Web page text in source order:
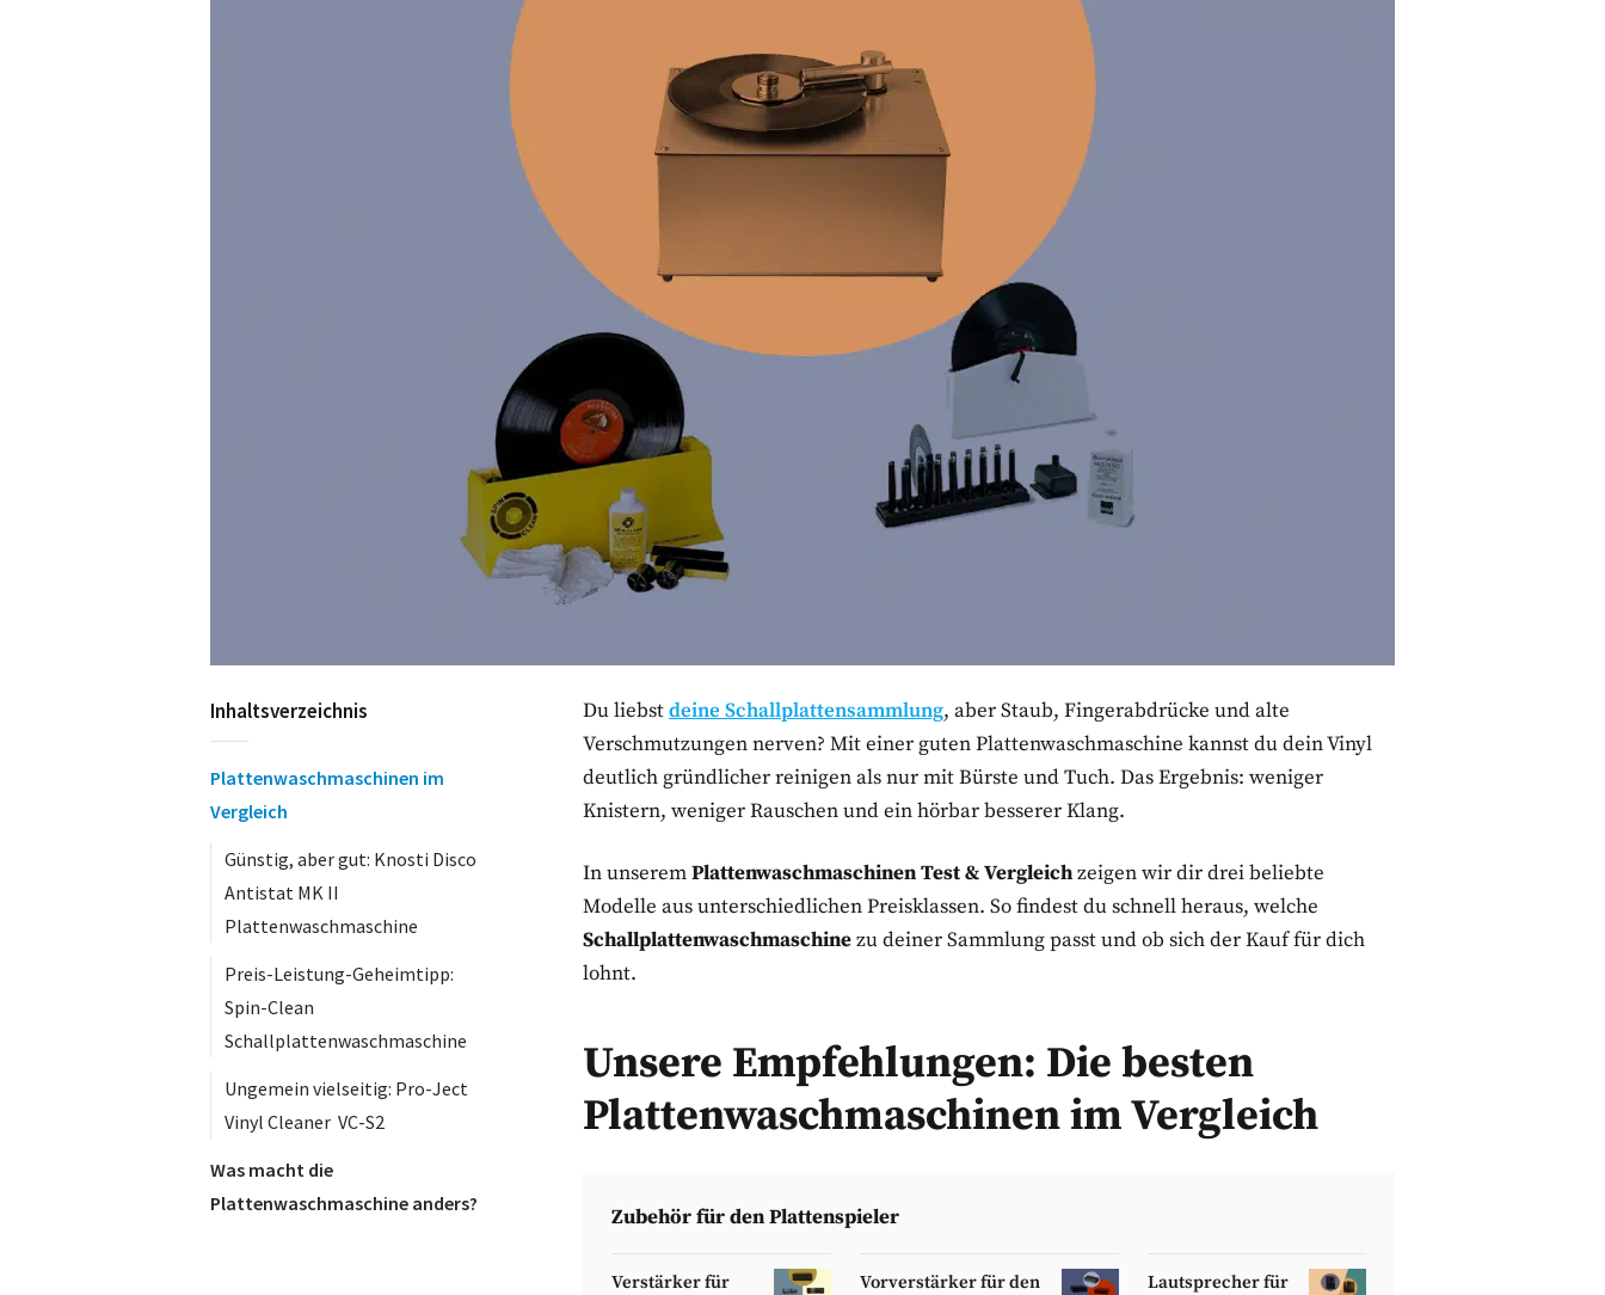
Inhaltsverzeichnis
Plattenwaschmaschinen im
Vergleich
Günstig, aber gut: Knosti Disco
Antistat MK II
Plattenwaschmaschine
Preis-Leistung-Geheimtipp:
Spin-Clean
Schallplattenwaschmaschine
Ungemein vielseitig: Pro-Ject
Vinyl Cleaner VC-S2
Was macht die
Plattenwaschmaschine anders?
Du liebstdeine Schallplattensammlung, aber Staub, Fingerabdrücke und alte
Verschmutzungen nerven? Mit einer guten Plattenwaschmaschine kannst du dein Vinyl
deutlich gründlicher reinigen als nur mit Bürste und Tuch. Das Ergebnis: weniger
Knistern, weniger Rauschen und ein hörbar besserer Klang.
In unseremPlattenwaschmaschinen Test & Vergleichzeigen wir dir drei beliebte
Modelle aus unterschiedlichen Preisklassen. So findest du schnell heraus, welche
Schallplattenwaschmaschinezu deiner Sammlung passt und ob sich der Kauf für dich
lohnt.
Unsere Empfehlungen: Die besten
Plattenwaschmaschinen im Vergleich
Zubehör für den Plattenspieler
Verstärker für
Vorverstärker für den
Lautsprecher für